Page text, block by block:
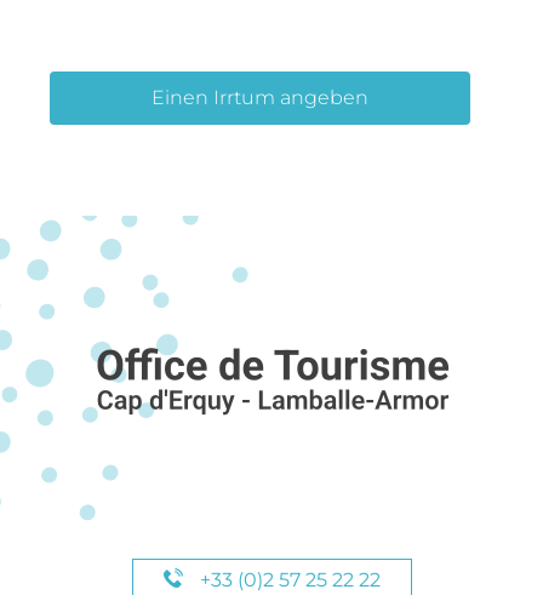
Einen Irrtum angeben
+33 (0)2 57 25 22 22